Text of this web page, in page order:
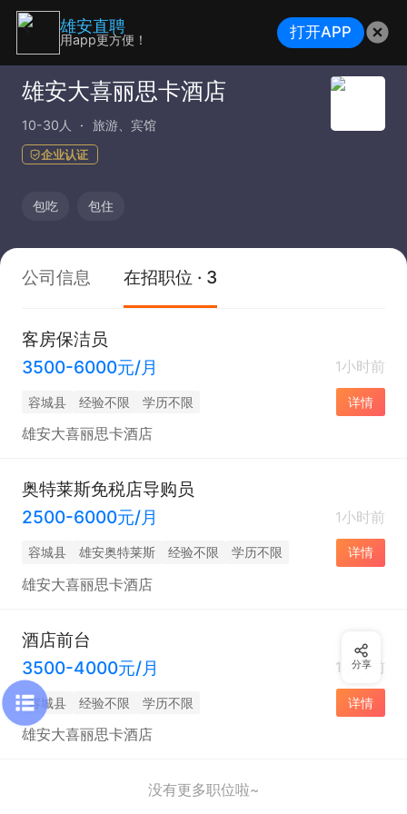
雄安大喜丽思卡酒店
10-30人 旅游、宾馆
企业认证
包吃 包住
公司信息 在招职位 · 3
客房保洁员
3500-6000元/月
1小时前
容城县 经验不限 学历不限 详情
雄安大喜丽思卡酒店
奥特莱斯免税店导购员
2500-6000元/月
1小时前
容城县 雄安奥特莱斯 经验不限 学历不限 详情
雄安大喜丽思卡酒店
酒店前台
3500-4000元/月
1小时前
容城县 经验不限 学历不限 详情
雄安大喜丽思卡酒店
没有更多职位啦~
分享
雄安直聘
用app更方便！ 打开APP